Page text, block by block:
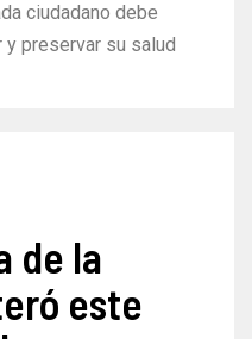
ciudadano debe
preservar su salud
de la
este